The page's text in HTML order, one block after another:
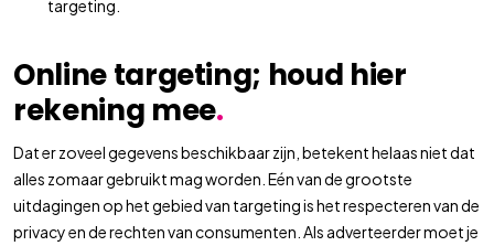
targeting.
Online targeting; houd hier
rekening mee.
Dat er zoveel gegevens beschikbaar zijn, betekent helaas niet dat
alles zomaar gebruikt mag worden. Eén van de grootste
uitdagingen op het gebied van targeting is het respecteren van de
privacy en de rechten van consumenten. Als adverteerder moet je